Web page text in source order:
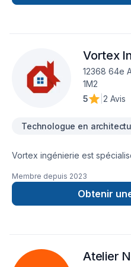
rendu 3D
Vortex
12368 64e
1M2
5
2 Avis
Technologue en
Vortex ingénierie est
l'obtention d'un permis de
un rôle clé dans le
ce que les projets respectent
architecturale : Vortex
Membre depuis 2023
Obtenir
Atelier